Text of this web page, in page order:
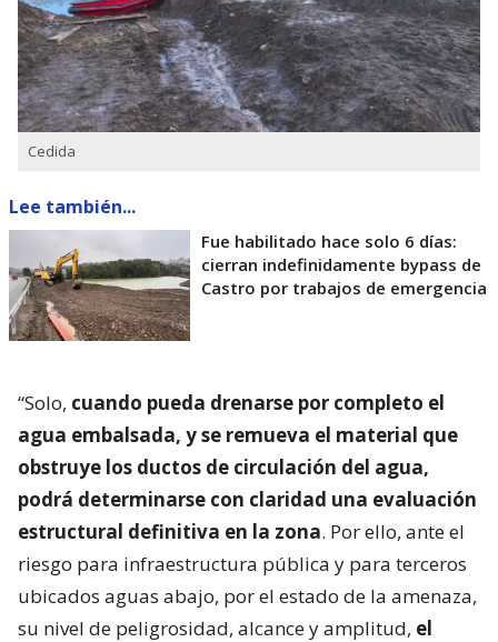
Cedida
Lee también...
Fue habilitado hace solo 6 días:
cierran indefinidamente bypass de
Castro por trabajos de emergencia
“Solo, cuando pueda drenarse por completo el
agua embalsada, y se remueva el material que
obstruye los ductos de circulación del agua,
podrá determinarse con claridad una evaluación
estructural definitiva en la zona. Por ello, ante el
riesgo para infraestructura pública y para terceros
ubicados aguas abajo, por el estado de la amenaza,
su nivel de peligrosidad, alcance y amplitud, el